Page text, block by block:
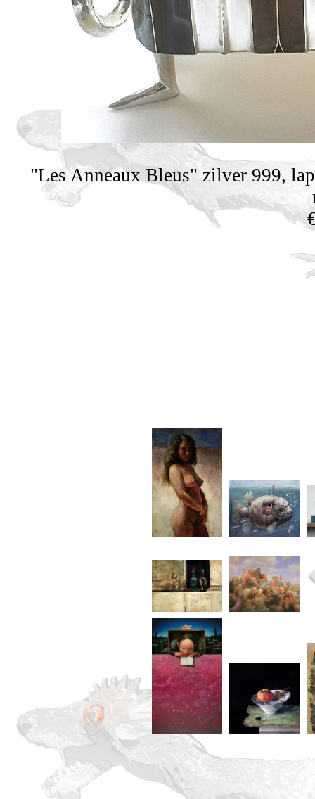
"Les Anneaux Bleus" zilver 999,